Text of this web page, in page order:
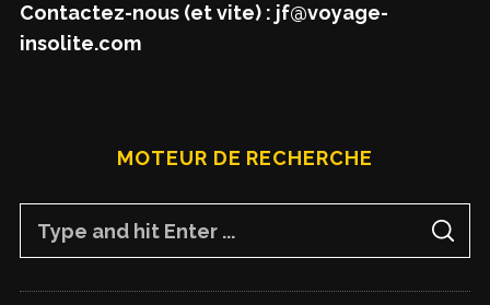
Contactez-nous (et vite) : jf@voyage-
insolite.com
MOTEUR DE RECHERCHE
S
A
C